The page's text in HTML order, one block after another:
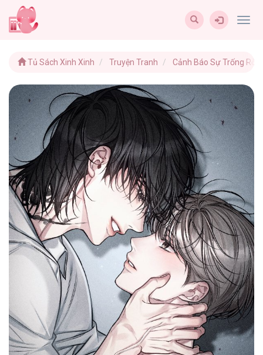
Tủ Sách Xinh Xinh Truyện Tranh Cảnh Báo Sự Trống